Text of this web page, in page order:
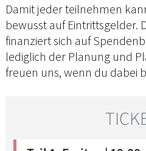
Damit jeder teilnehmen
bewusst auf Eintrittsgelder.
finanziert sich auf
lediglich der Planung und
freuen uns, wenn du dabei